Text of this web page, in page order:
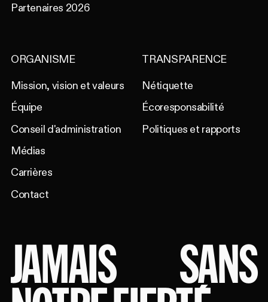
Partenaires 2026
ORGANISME
Mission, vision et valeurs
Équipe
Conseil d'administration
Médias
Carrières
Contact
TRANSPARENCE
Nétiquette
Écoresponsabilité
Politiques et rapports
JAMAIS SANS